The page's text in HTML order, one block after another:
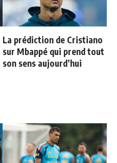
La prédiction de Cristiano
sur Mbappé qui prend tout
son sens aujourd’hui